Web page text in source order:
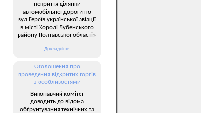
покриття ділянки
автомобільної дороги по
вул.Героїв української авіації
в місті Хоролі Лубенського
району Полтавської області»
Докладніше
Оголошення про
проведення відкритих торгів
з особливостями
Виконавчий комітет
доводить до відома
обґрунтування технічних та